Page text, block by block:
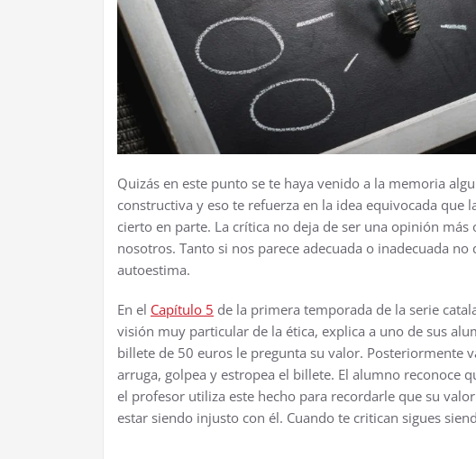
Quizás en este punto se te haya venido a la memoria
constructiva y eso te refuerza en la idea equivocada que
cierto en parte. La crítica no deja de ser una opinión
nosotros. Tanto si nos parece adecuada o inadecuada
autoestima.
En el Capítulo 5 de la primera temporada de la serie
visión muy particular de la ética, explica a uno de sus
billete de 50 euros le pregunta su valor. Posteriormente
arruga, golpea y estropea el billete. El alumno reconoce
el profesor utiliza este hecho para recordarle que su
estar siendo injusto con él. Cuando te critican sigues